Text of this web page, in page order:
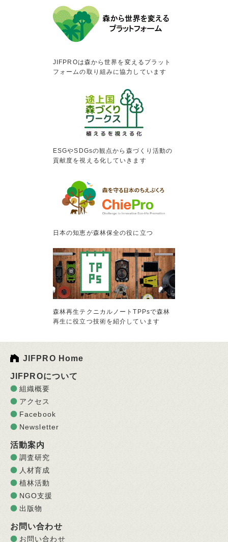
JIFPROは森から世界を変えるプラット
フォームの取り組みに協力しています
ESGやSDGsの観点から森づくり活動の
貢献度を視える化していきます
日本の知恵が森林保全の役に立つ
森林再生テクニカルノートTPPsで森林
再生に役立つ技術を紹介しています
JIFPRO Home
JIFPROについて
組織概要
アクセス
Facebook
Newsletter
活動案内
調査研究
人材育成
植林活動
NGO支援
出版物
お問い合わせ
お問い合わせ